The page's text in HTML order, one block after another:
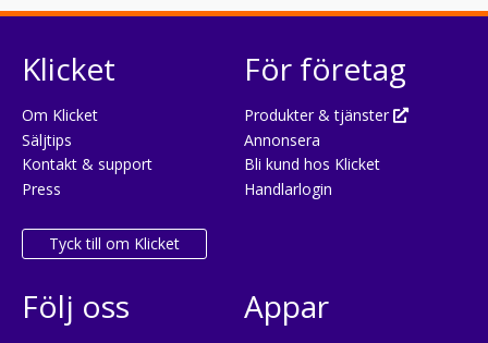
Klicket
Om Klicket
Säljtips
Kontakt & support
Press
Tyck till om Klicket
För företag
Produkter & tjänster
Annonsera
Bli kund hos Klicket
Handlarlogin
Följ oss Appar